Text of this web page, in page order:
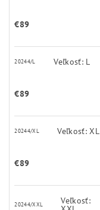
€89
20244/L Veľkosť: L
€89
20244/XL Veľkosť: XL
€89
20244/XXL Veľkosť: